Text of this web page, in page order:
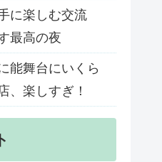
に楽しむ交流
最高の夜
能舞台にいくら
、楽しすぎ！